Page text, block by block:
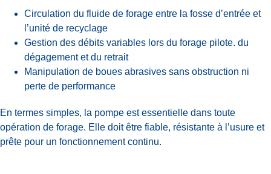
Circulation du fluide de forage entre la fosse d’entrée et
l’unité de recyclage
Gestion des débits variables lors du forage pilote. du
dégagement et du retrait
Manipulation de boues abrasives sans obstruction ni
perte de performance
En termes simples, la pompe est essentielle dans toute
opération de forage. Elle doit être fiable, résistante à l’usure et
prête pour un fonctionnement continu.